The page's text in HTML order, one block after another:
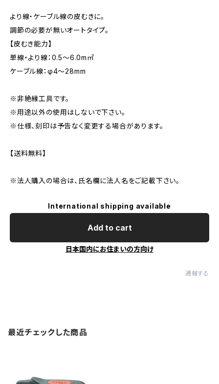
より線・ケーブル線の皮むきに。
調節の必要が無いオートタイプ。
【皮むき能力】
単線・より線：0.5〜6.0m㎡
ケーブル線：φ4〜28mm
※非絶縁工具です。
※用途以外の使用はしないで下さい。
※仕様、刻印は予告なく変更する場合があります。
【送料無料】
※法人購入の場合は、氏名欄に法人名をご記載下さい。
International shipping available
Add to cart
日本国内にお住まいの方向け
通報する
最近チェックした商品